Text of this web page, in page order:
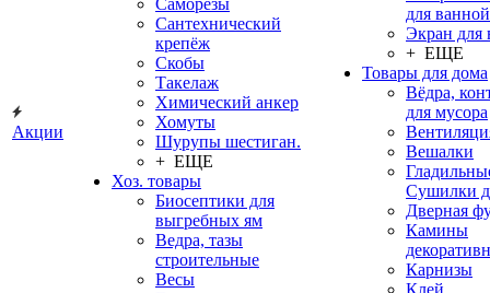
Акции
Саморезы
Сантехнический
крепёж
Скобы
Такелаж
Химический анкер
Хомуты
Шурупы шестиган.
+ ЕЩЕ
Хоз. товары
Биосептики для
выгребных ям
Ведра, тазы
строительные
Весы
для ванной
Экран для
+ ЕЩЕ
Товары для дома
Вёдра,
для мусора
Вешалки
Сушилки
Дверная
Камины
Карнизы
Клей